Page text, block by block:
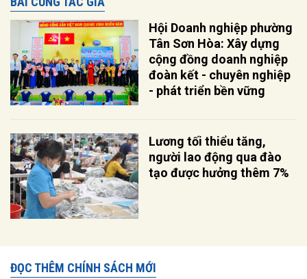
Hội Doanh nghiệp phường
Tân Sơn Hòa: Xây dựng
cộng đồng doanh nghiệp
đoàn kết - chuyên nghiệp
- phát triển bền vững
Lương tối thiểu tăng,
người lao động qua đào
tạo được hưởng thêm 7%
ĐỌC THÊM CHÍNH SÁCH MỚI